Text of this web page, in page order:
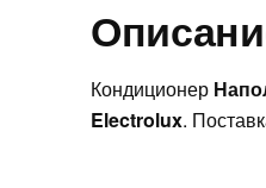
Кондиционер
Electrolux.